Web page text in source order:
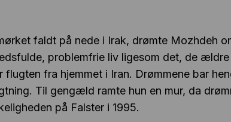
faldt på nede i Irak, drømte Mozhdeh
problemfrie liv ligesom det, de
flugten fra hjemmet i Iran. Drømmene bar
Til gengæld ramte hun en mur, da
på Falster i 1995.